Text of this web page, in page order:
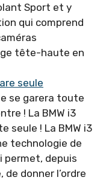
Sport et y
qui comprend
tête-haute en
seule
se garera toute
! La BMW i3
seule ! La BMW i3
technolo­gie de
permet, depuis
donner l’ordre